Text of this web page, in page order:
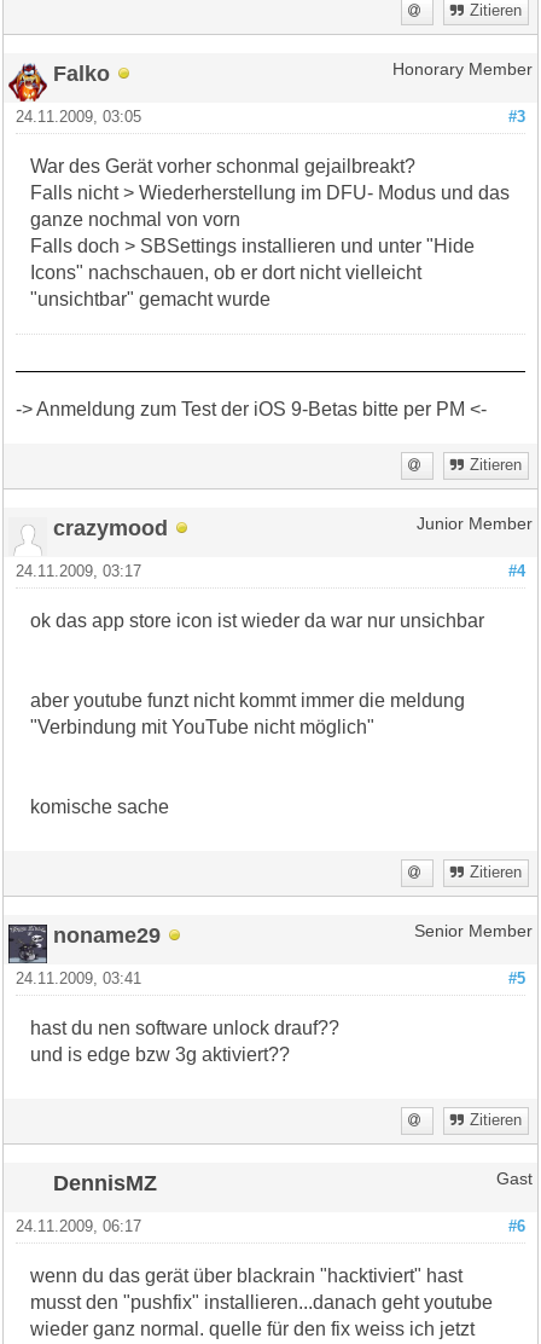
Zitieren
Falko Honorary Member
#3
24.11.2009, 03:05
War des Gerät vorher schonmal gejailbreakt?
Falls nicht > Wiederherstellung im DFU- Modus und das
ganze nochmal von vorn
Falls doch > SBSettings installieren und unter "Hide
Icons" nachschauen, ob er dort nicht vielleicht
"unsichtbar" gemacht wurde
-> Anmeldung zum Test der iOS 9-Betas bitte per PM <-
Zitieren
crazymood Junior Member
#4
24.11.2009, 03:17
ok das app store icon ist wieder da war nur unsichbar
aber youtube funzt nicht kommt immer die meldung
"Verbindung mit YouTube nicht möglich"
komische sache
Zitieren
noname29 Senior Member
#5
24.11.2009, 03:41
hast du nen software unlock drauf??
und is edge bzw 3g aktiviert??
Zitieren
DennisMZ Gast
#6
24.11.2009, 06:17
wenn du das gerät über blackrain "hacktiviert" hast
musst den "pushfix" installieren...danach geht youtube
wieder ganz normal. quelle für den fix weiss ich jetzt